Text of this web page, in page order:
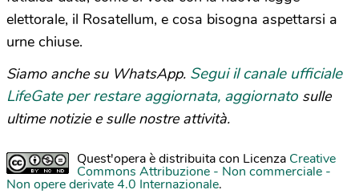
elettorale, il Rosatellum, e cosa bisogna aspettarsi a
urne chiuse.
Siamo anche su WhatsApp. Segui il canale ufficiale
LifeGate per restare aggiornata, aggiornato sulle
ultime notizie e sulle nostre attività.
Quest'opera è distribuita con Licenza Creative
Commons Attribuzione - Non commerciale -
Non opere derivate 4.0 Internazionale.